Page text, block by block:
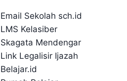
Email Sekolah sch.id
LMS Kelasiber
Skagata Mendengar
Link Legalisir Ijazah
Belajar.id